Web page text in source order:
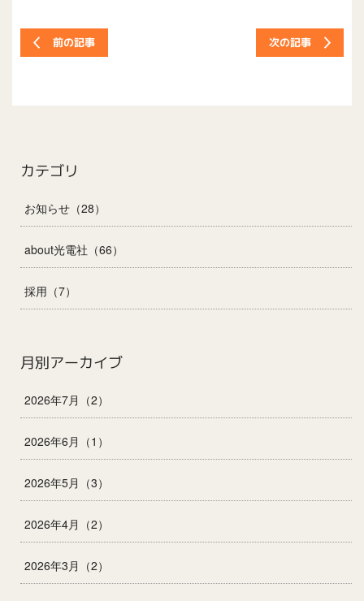
前の記事 次の記事
カテゴリ
お知らせ（28）
about光電社（66）
採用（7）
月別アーカイブ
2026年7月（2）
2026年6月（1）
2026年5月（3）
2026年4月（2）
2026年3月（2）